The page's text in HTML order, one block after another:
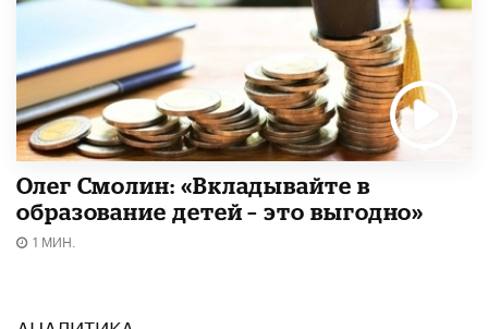
Олег Смолин: «Вкладывайте в
образование детей – это выгодно»
1 МИН.